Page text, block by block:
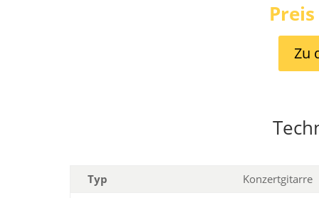
Zu
Typ
Konzertgitarre